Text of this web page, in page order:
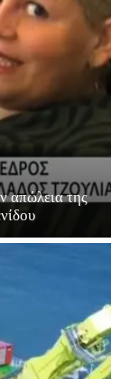
απώλεια της